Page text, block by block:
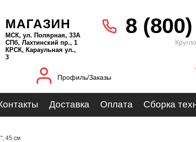
МАГАЗИН
МСК, ул. Полярная, 33А
СПб, Лахтинский пр., 1
КРСК, Караульная ул.,
3
8
Профиль/Заказы
Доставка Оплата Сборка
45 см